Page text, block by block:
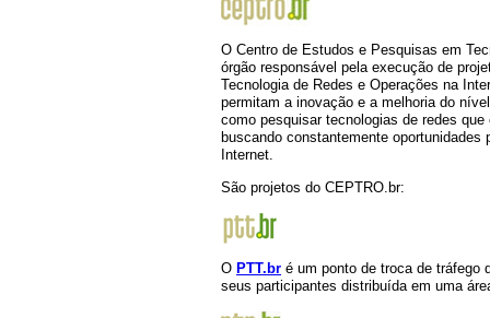
O Centro de Estudos e Pesquisas em
órgão responsável pela execução de
Tecnologia de Redes e Operações na
permitam a inovação e a melhoria do
como pesquisar tecnologias de redes
buscando constantemente
Internet.
São projetos do CEPTRO.br:
O PTT.br é um ponto de troca de tráfego
seus participantes distribuída em uma